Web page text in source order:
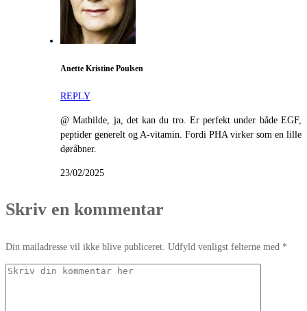
Anette Kristine Poulsen
REPLY
@ Mathilde, ja, det kan du tro. Er perfekt under både EGF,
peptider generelt og A-vitamin. Fordi PHA virker som en lille
døråbner.
23/02/2025
Skriv en kommentar
Din mailadresse vil ikke blive publiceret. Udfyld venligst felterne med *